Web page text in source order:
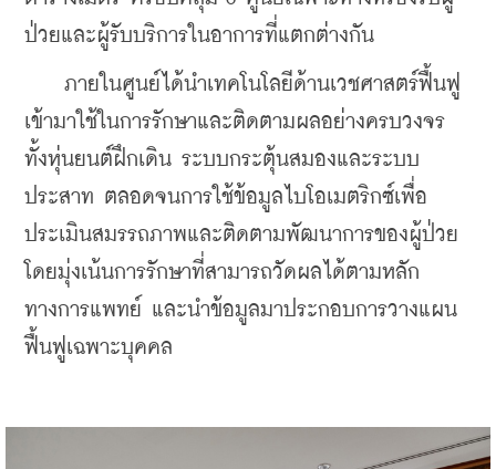
ป่วยและผู้รับบริการในอาการที่แตกต่างกัน
ภายในศูนย์ได้นำเทคโนโลยีด้านเวชศาสตร์ฟื้นฟู
เข้ามาใช้ในการรักษาและติดตามผลอย่างครบวงจร
ทั้งหุ่นยนต์ฝึกเดิน ระบบกระตุ้นสมองและระบบ
ประสาท ตลอดจนการใช้ข้อมูลไบโอเมตริกซ์เพื่อ
ประเมินสมรรถภาพและติดตามพัฒนาการของผู้ป่วย
โดยมุ่งเน้นการรักษาที่สามารถวัดผลได้ตามหลัก
ทางการแพทย์ และนำข้อมูลมาประกอบการวางแผน
ฟื้นฟูเฉพาะบุคคล